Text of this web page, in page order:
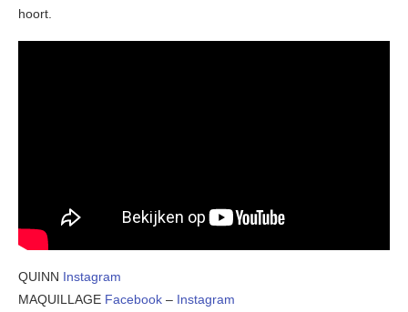
hoort.
QUINN Instagram
MAQUILLAGE Facebook – Instagram